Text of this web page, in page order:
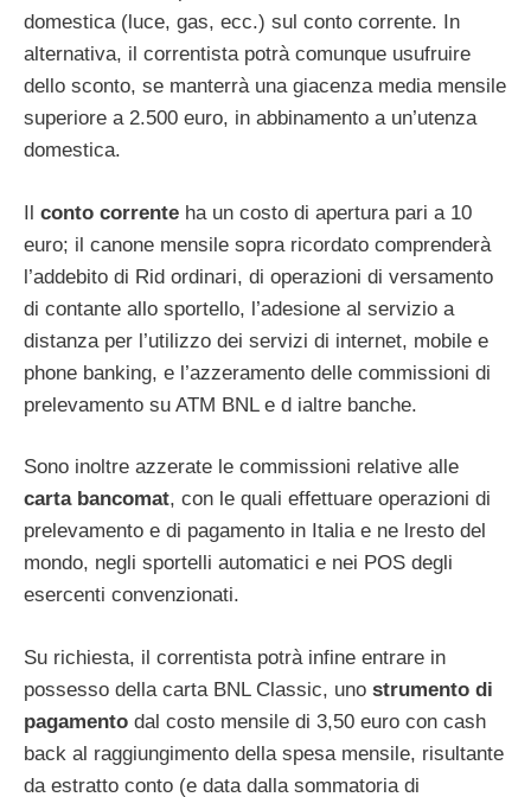
domestica (luce, gas, ecc.) sul conto corrente. In
alternativa, il correntista potrà comunque usufruire
dello sconto, se manterrà una giacenza media mensile
superiore a 2.500 euro, in abbinamento a un’utenza
domestica.
Il conto corrente ha un costo di apertura pari a 10
euro; il canone mensile sopra ricordato comprenderà
l’addebito di Rid ordinari, di operazioni di versamento
di contante allo sportello, l’adesione al servizio a
distanza per l’utilizzo dei servizi di internet, mobile e
phone banking, e l’azzeramento delle commissioni di
prelevamento su ATM BNL e d ialtre banche.
Sono inoltre azzerate le commissioni relative alle
carta bancomat, con le quali effettuare operazioni di
prelevamento e di pagamento in Italia e ne lresto del
mondo, negli sportelli automatici e nei POS degli
esercenti convenzionati.
Su richiesta, il correntista potrà infine entrare in
possesso della carta BNL Classic, uno strumento di
pagamento dal costo mensile di 3,50 euro con cash
back al raggiungimento della spesa mensile, risultante
da estratto conto (e data dalla sommatoria di